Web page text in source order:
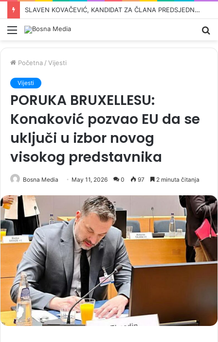
MUK U LAKTAŠIMA I BANJOJ LUCI: Evo šta piše u zahtjevu za ponovnim uvođenjem sankcija političarima u RS-u…
Meni
Početna / Vijesti
Vijesti
PORUKA BRUXELLESU:
Konaković pozvao EU da se
uključi u izbor novog
visokog predstavnika
Bosna Media May 11, 2026 0 97 2 minuta čitanja